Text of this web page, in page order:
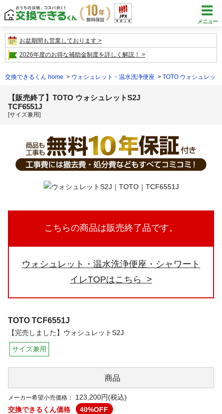
メニュー
お盆期間も営業しております
2026年度のお得な補助金制度を詳しく解説！
交換できるくん home ウォシュレット・温水洗浄便座 TOTO ウォシュレッ
【販売終了】TOTO ウォシュレットS2J
TCF6551J
[サイズ兼用]
こちらの商品は販売終了品です。
ウォシュレット・温水洗浄便座・シャワート
イレTOPはこちら
TOTO TCF6551J
【完売しました】ウォシュレットS2J
サイズ兼用
商品
メーカー希望小売価格：
123,200円(税込)
交換できるくん価格
40%OFF